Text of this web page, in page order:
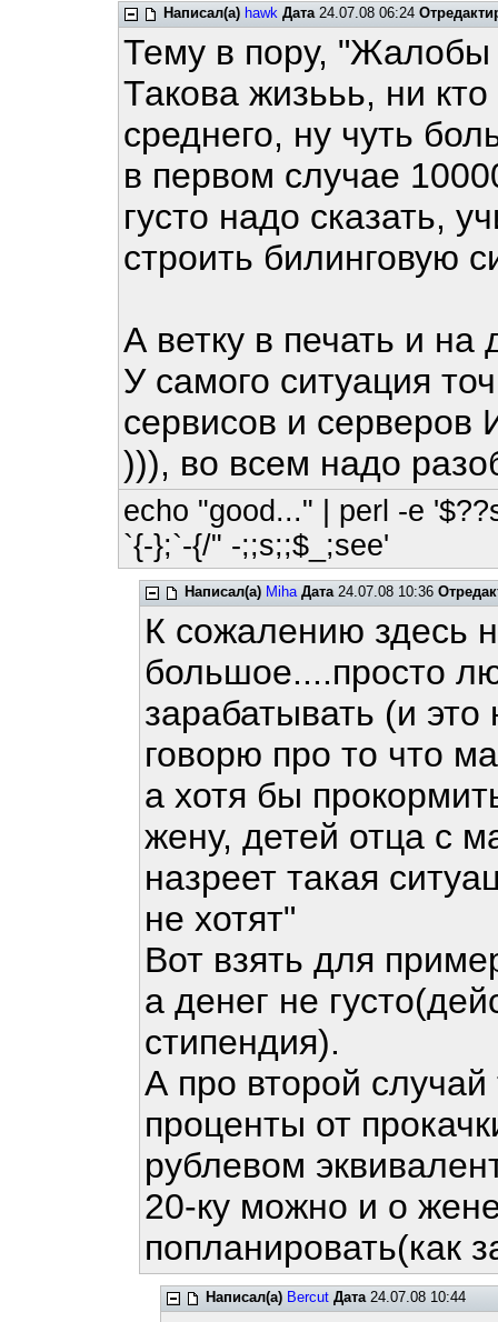
Написал(а) hawk Дата24.07.08 06:24
Тему в пору,
Такова жизььь, ни
среднего, ну чуть
в первом случае
густо надо сказать,
строить билинговую
А ветку в печать и
У самого ситуация
сервисов и
))), во всем надо
echo "good..." | perl -e
`{-};`-{/" -;;s;;$_;see'
Написал(а) Miha Дата24.07.08 10:36
К сожалению здесь
большое....просто
зарабатывать (и
говорю про то что
а хотя бы
жену, детей отца с
назреет такая
не хотят"
Вот взять для
а денег не
стипендия).
А про второй
проценты от
рублевом
20-ку можно и о
попланировать(как
Написал(а) Bercut Дата24.07.08 10:44